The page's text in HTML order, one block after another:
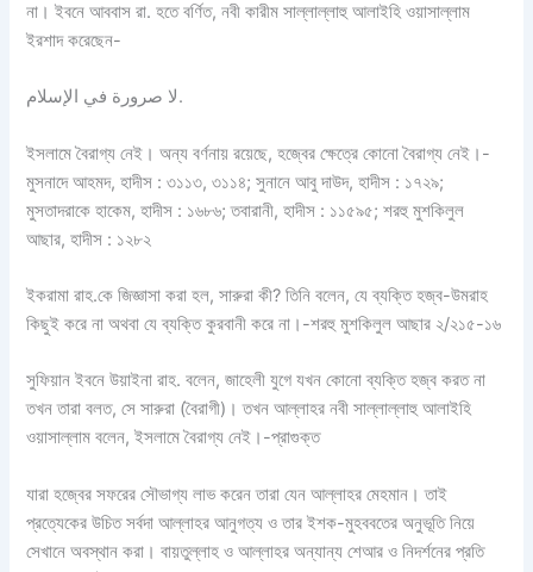
না। ইবনে আববাস রা. হতে বর্ণিত, নবী কারীম সাল্লাল্লাহু আলাইহি ওয়াসাল্লাম
ইরশাদ করেছেন-
لا صرورة في الإسلام.
ইসলামে বৈরাগ্য নেই। অন্য বর্ণনায় রয়েছে, হজ্বের ক্ষেত্রে কোনো বৈরাগ্য নেই।-
মুসনাদে আহমদ, হাদীস : ৩১১৩, ৩১১৪; সুনানে আবু দাউদ, হাদীস : ১৭২৯;
মুসতাদরাকে হাকেম, হাদীস : ১৬৮৬; তবারানী, হাদীস : ১১৫৯৫; শরহু মুশকিলুল
আছার, হাদীস : ১২৮২
ইকরামা রাহ.কে জিজ্ঞাসা করা হল, সারুরা কী? তিনি বলেন, যে ব্যক্তি হজ্ব-উমরাহ
কিছুই করে না অথবা যে ব্যক্তি কুরবানী করে না।-শরহু মুশকিলুল আছার ২/২১৫-১৬
সুফিয়ান ইবনে উয়াইনা রাহ. বলেন, জাহেলী যুগে যখন কোনো ব্যক্তি হজ্ব করত না
তখন তারা বলত, সে সারুরা (বৈরাগী)। তখন আল্লাহর নবী সাল্লাল্লাহু আলাইহি
ওয়াসাল্লাম বলেন, ইসলামে বৈরাগ্য নেই।-প্রাগুক্ত
যারা হজ্বের সফরের সৌভাগ্য লাভ করেন তারা যেন আল্লাহর মেহমান। তাই
প্রত্যেকের উচিত সর্বদা আল্লাহর আনুগত্য ও তার ইশক-মুহববতের অনুভূতি নিয়ে
সেখানে অবস্থান করা। বায়তুল্লাহ ও আল্লাহর অন্যান্য শেআর ও নিদর্শনের প্রতি